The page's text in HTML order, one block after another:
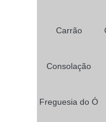
Carrão
Consolação
Freguesia do Ó